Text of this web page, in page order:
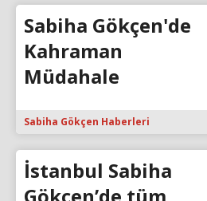
Sabiha Gökçen'de
Kahraman
Müdahale
Sabiha Gökçen Haberleri
İstanbul Sabiha